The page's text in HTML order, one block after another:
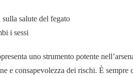
salute del fegato
i sessi
uno strumento potente
e consapevolezza dei rischi. È